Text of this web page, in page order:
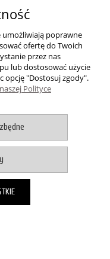
Wąbrzeźno | woj.
/ 578 919 415 | mail:
strony
Premium
umożliwiają poprawne
ofertę do Twoich
przez nas
lub dostosować użycie
opcję "Dostosuj zgody".
Polityce